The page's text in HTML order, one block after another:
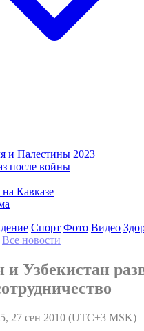
и Палестины 2023
после войны
Кавказе
Спорт Фото Видео
Все новости
и Узбекистан
27 сен 2010 (UTC+3 MSK)